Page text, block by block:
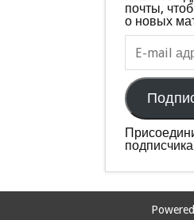
почты,
о новых
E-
mail
адрес